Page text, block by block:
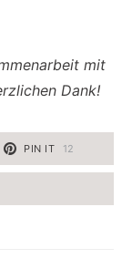
mit
Dank!
PIN IT 12